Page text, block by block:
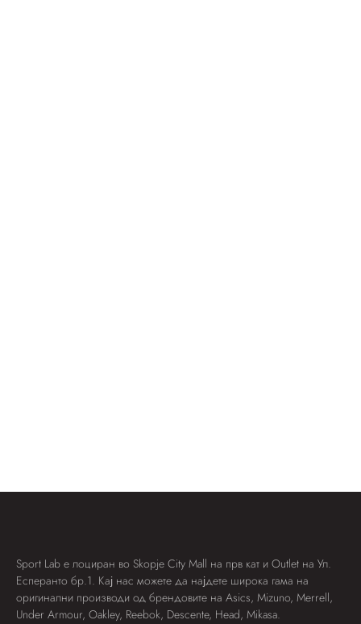
Sport Lab е лоциран во Skopje City Mall на прв кат и Outlet на Ул.
Есперанто бр.1. Кај нас можете да најдете широка гама на
оригинални производи од брендовите на Asics, Mizuno, Merrell,
Under Armour, Oakley, Reebok, Descente, Head, Mikasa.